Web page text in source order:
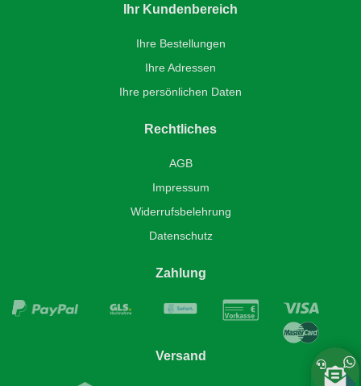
Ihr Kundenbereich
Ihre Bestellungen
Ihre Adressen
Ihre persönlichen Daten
Rechtliches
AGB
Impressum
Widerrufsbelehrung
Datenschutz
Zahlung
Versand